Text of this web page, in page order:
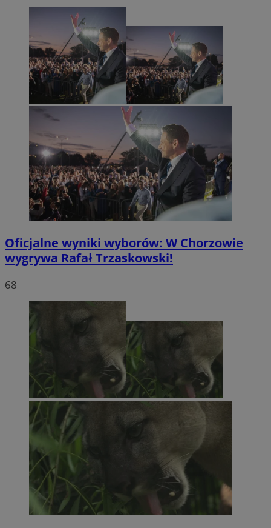
Oficjalne wyniki wyborów: W Chorzowie
wygrywa Rafał Trzaskowski!
68